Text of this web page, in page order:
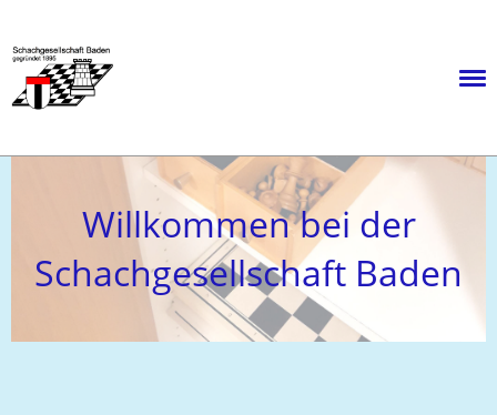
Willkommen bei der
Schachgesellschaft Baden